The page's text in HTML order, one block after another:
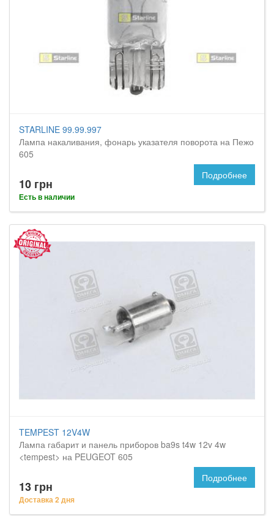
STARLINE 99.99.997
Лампа накаливания, фонарь указателя поворота на Пежо
605
10 грн
Есть в наличии
Подробнее
TEMPEST 12V4W
Лампа габарит и панель приборов ba9s t4w 12v 4w
<tempest> на PEUGEOT 605
13 грн
Доставка 2 дня
Подробнее